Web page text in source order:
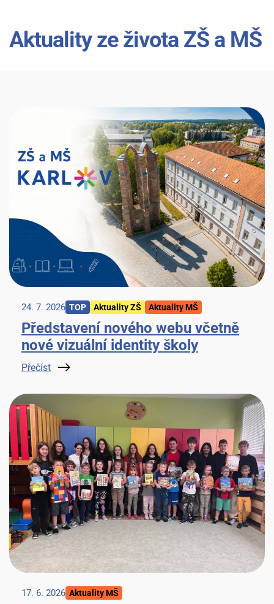
Aktuality ze života ZŠ a MŠ
24. 7. 2026 TOP Aktuality ZŠ Aktuality MŠ
Představení nového webu včetně
nové vizuální identity školy
Přečíst
17. 6. 2026 Aktuality MŠ